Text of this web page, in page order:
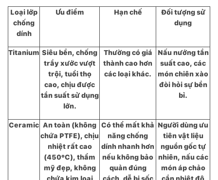
Loại lớp
chống
dính
Ưu điểm Hạn chế
Đối tượng sử
dụng
Titanium Siêu bền, chống
trầy xước vượt
trội, tuổi thọ
cao, chịu được
tần suất sử dụng
lớn.
Thường có giá
thành cao hơn
các loại khác.
Nấu nướng tần
suất cao, các
món chiên xào
đòi hỏi sự bền
bỉ.
Ceramic An toàn (không
chứa PTFE), chịu
nhiệt rất cao
(450°C), thẩm
mỹ đẹp, không
Có thể mất khả
năng chống
dính nhanh hơn
nếu không bảo
quản đúng
Người dùng ưu
tiên vật liệu
nguồn gốc tự
nhiên, nấu các
món áp chảo